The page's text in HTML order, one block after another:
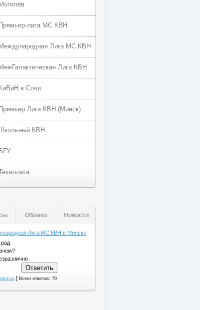
Могилёв
Премьер-лига МС КВН
Международная Лига МС КВН
МежГалактическая Лига КВН
КиВиН в Сочи
Премьер Лига КВН (Минск)
Школьный КВН
БГУ
Облако Новости
Лига МС КВН в Минске
] Всего ответов: 79